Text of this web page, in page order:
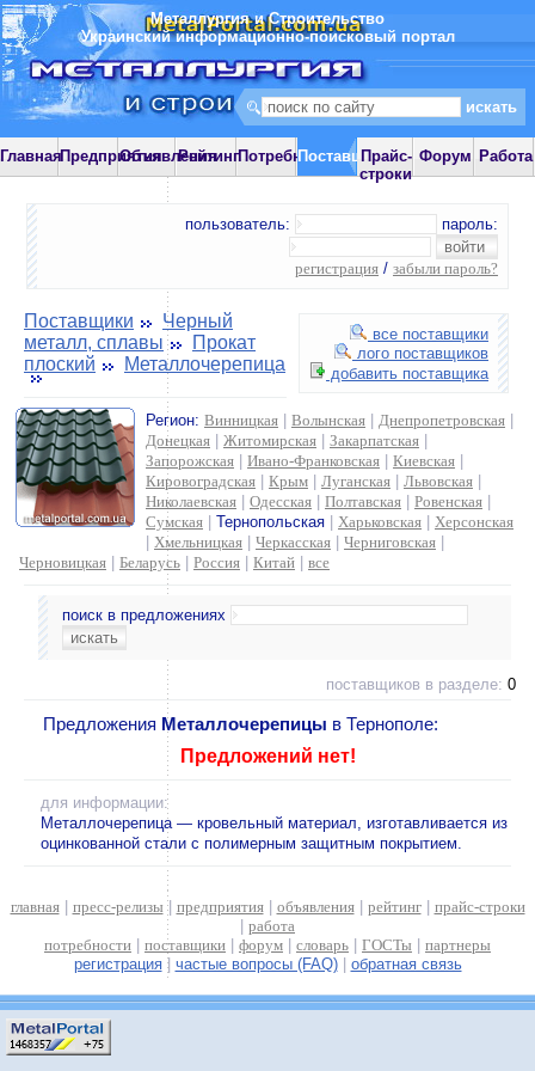
Металлургия и Строительство
Украинский информационно-поисковый портал
ГлавнаяПредприятияОбъявления
РейтингПотребностиПоставщики
Прайс-
строки
Форум Работа
пользователь: пароль:
регистрация / забыли пароль?
все поставщики
лого поставщиков
добавить поставщика
Поставщики
Черный
металл, сплавы
Прокат
плоский
Металлочерепица
Регион: Винницкая Волынская Днепропетровская
Донецкая
Житомирская Закарпатская
Запорожская
Ивано-Франковская Киевская
Кировоградская
Крым Луганская Львовская
Николаевская
Одесская Полтавская Ровенская
Сумская
Тернопольская Харьковская
Херсонская
Хмельницкая Черкасская Черниговская
Черновицкая
Беларусь Россия Китай все
поиск в предложениях
поставщиков в разделе: 0
Предложения Металлочерепицы в Тернополе:
Предложений нет!
для информации:
Металлочерепица — кровельный материал, изготавливается из
оцинкованной стали с полимерным защитным покрытием.
главная| пресс-релизы | предприятия| объявления| рейтинг| прайс-строки
работа
потребности
поставщики форум словарь ГОСТы
партнеры
регистрация| частые вопросы (FAQ)| обратная связь